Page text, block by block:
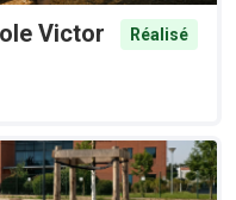
Victor
Réalisé